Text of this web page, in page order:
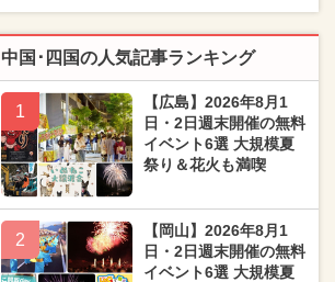
中国･四国の人気記事ランキング
1
【広島】2026年8月1
日・2日週末開催の無料
イベント6選 大規模夏
祭り＆花火も満喫
2
【岡山】2026年8月1
日・2日週末開催の無料
イベント6選 大規模夏